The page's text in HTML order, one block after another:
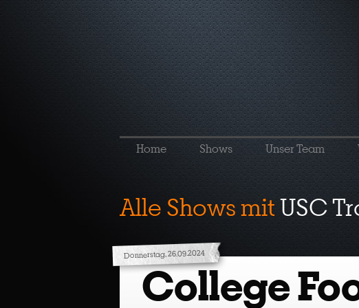
Home Shows Unser Team
Alle Shows mitUSC
Donnerstag, 26.09.2024
College